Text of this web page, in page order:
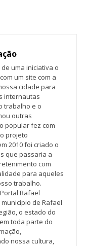
uma iniciativa o
um site com a
cidade para
internautas
trabalho e o
outras
popular fez com
projeto
2010 foi criado o
que passaria a
com
para aqueles
trabalho.
Rafael
de Rafael
o estado do
toda parte do
nossa cultura,